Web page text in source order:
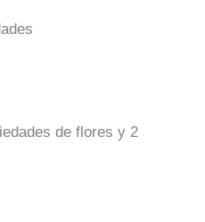
de flores y 2